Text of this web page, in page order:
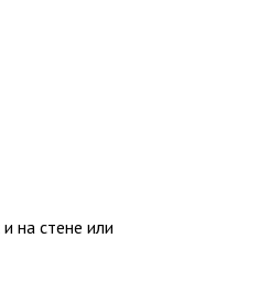
на стене или